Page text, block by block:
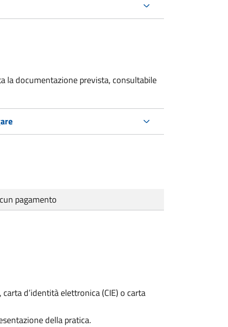
la documentazione prevista, consultabile
pagamento
d’identità elettronica (CIE) o carta
della pratica.